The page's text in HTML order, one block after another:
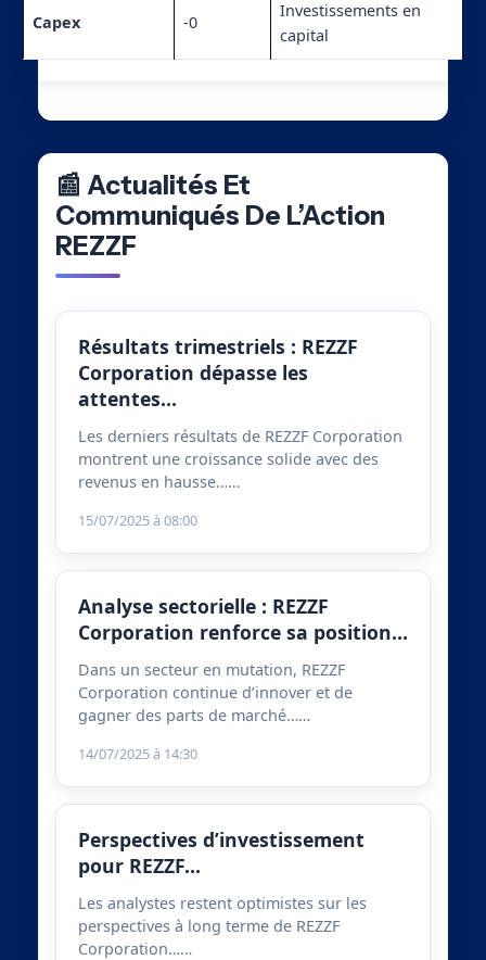
Capex -0
Investissements en
capital
📰 Actualités Et
Communiqués De L’Action
REZZF
Résultats trimestriels : REZZF
Corporation dépasse les
attentes…
Les derniers résultats de REZZF Corporation
montrent une croissance solide avec des
revenus en hausse……
15/07/2025 à 08:00
Analyse sectorielle : REZZF
Corporation renforce sa position…
Dans un secteur en mutation, REZZF
Corporation continue d’innover et de
gagner des parts de marché……
14/07/2025 à 14:30
Perspectives d’investissement
pour REZZF…
Les analystes restent optimistes sur les
perspectives à long terme de REZZF
Corporation……